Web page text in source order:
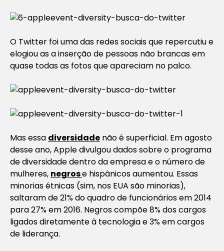
O Twitter foi uma das redes sociais que repercutiu e
elogiou as a inserção de pessoas não brancas em
quase todas as fotos que apareciam no palco.
Mas essa diversidade não é superficial. Em agosto
desse ano, Apple divulgou dados sobre o programa
de diversidade dentro da empresa e o número de
mulheres, negrose hispânicos aumentou. Essas
minorias étnicas (sim, nos EUA são minorias),
saltaram de 21% do quadro de funcionários em 2014
para 27% em 2016. Negros compõe 8% dos cargos
ligados diretamente à tecnologia e 3% em cargos
de liderança.